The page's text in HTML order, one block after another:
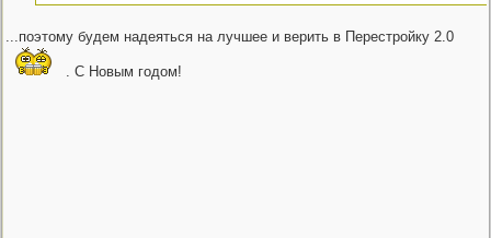
...поэтому будем надеяться на лучшее и верить в Перестройку 2.0
. С Новым годом!